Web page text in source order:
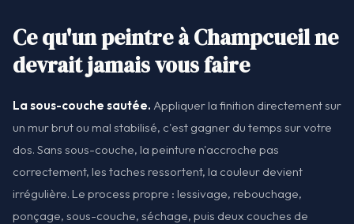
Ce qu'un peintre à Champcueil ne
devrait jamais vous faire
La sous-couche sautée. Appliquer la finition directement sur
un mur brut ou mal stabilisé, c'est gagner du temps sur votre
dos. Sans sous-couche, la peinture n'accroche pas
correctement, les taches ressortent, la couleur devient
irrégulière. Le process propre : lessivage, rebouchage,
ponçage, sous-couche, séchage, puis deux couches de